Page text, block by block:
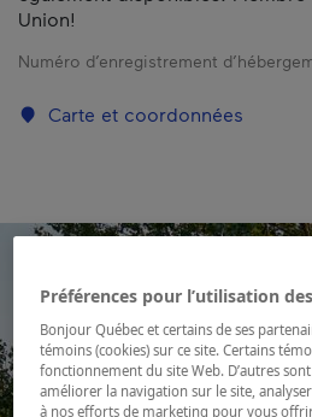
Union!
Numéro d’enregistrement
Carte et coordonnées
Préférences pour l’utilisation
Bonjour Québec et certains de ses
témoins (cookies) sur ce site. Certains
fonctionnement du site Web. D’autres
améliorer la navigation sur le site,
à nos efforts de marketing pour vous